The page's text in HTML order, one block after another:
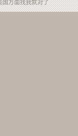
国方面找我就对了